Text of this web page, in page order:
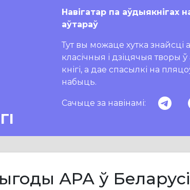
Навігатар па аўдыякнігах
аўтараў
Тут вы можаце хутка знайсці
класічныя і дзіцячыя
кнігі, а дае спасылкі на
набыць.
Сачыце за навінамі:
АРА ў Беларусі